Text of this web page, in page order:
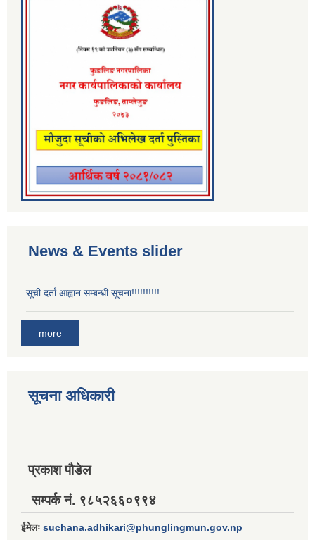
News & Events slider
सूची दर्ता आह्वान सम्बन्धी सूचना!!!!!!!!!!
more
सूचना अधिकारी
प्रकाश पौडेल
सम्पर्क नं. ९८५२६६०९९४
ईमेलः suchana.adhikari@phunglingmun.gov.np